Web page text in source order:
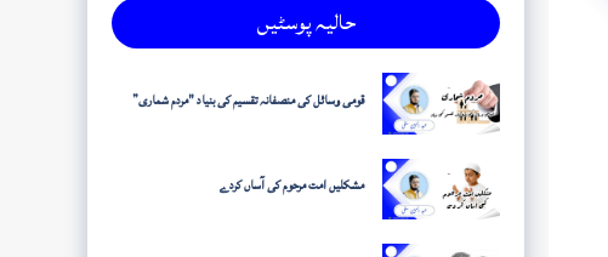
حالیہ پوسٹیں
قومی وسائل کی منصفانہ تقسیم کی بنیاد "مردم شماری”
مشکلیں امت مرحوم کی آساں کردے